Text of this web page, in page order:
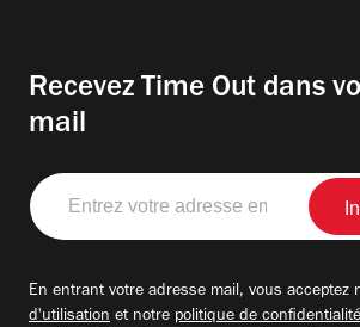
Recevez Time Out dans
mail
Entrez
votre
adresse
En entrant votre adresse mail, vous acceptez
d'utilisation et notre politique de confidentialité